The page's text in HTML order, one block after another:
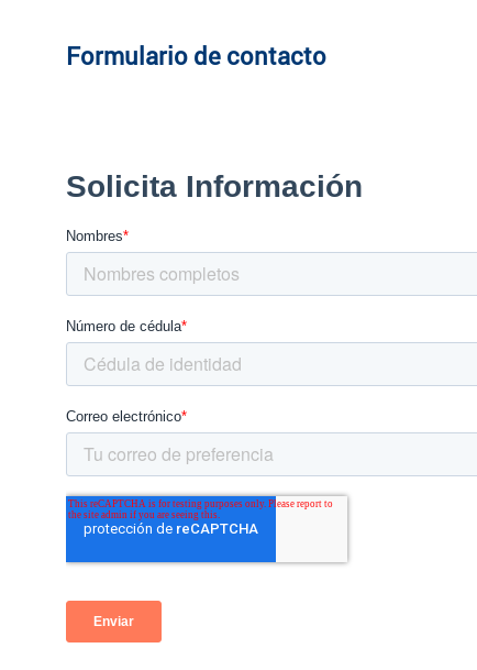
Formulario de contacto